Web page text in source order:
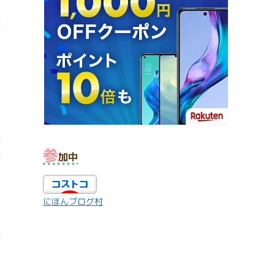
参加中
にほんブログ村